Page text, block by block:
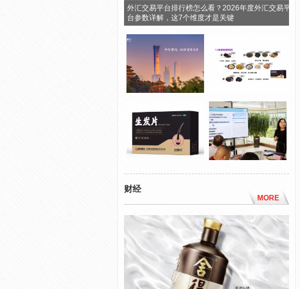
外汇交易平台排行榜怎么看？2026年度外汇交易平
台参数详解，这7个维度才是关键
财经
MORE